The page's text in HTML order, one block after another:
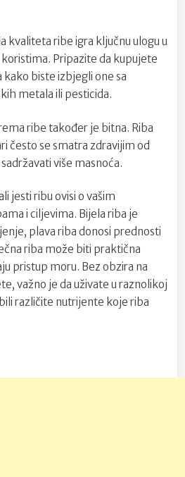
kvaliteta ribe igra ključnu ulogu u
Pripazite da kupujete
biste izbjegli one sa
metala ili pesticida.
ribe također je bitna. Riba
često se smatra zdravijim od
više masnoća.
jesti ribu ovisi o vašim
i ciljevima. Bijela riba je
plava riba donosi prednosti
riba može biti praktična
pristup moru. Bez obzira na
važno je da uživate u raznolikoj
različite nutrijente koje riba